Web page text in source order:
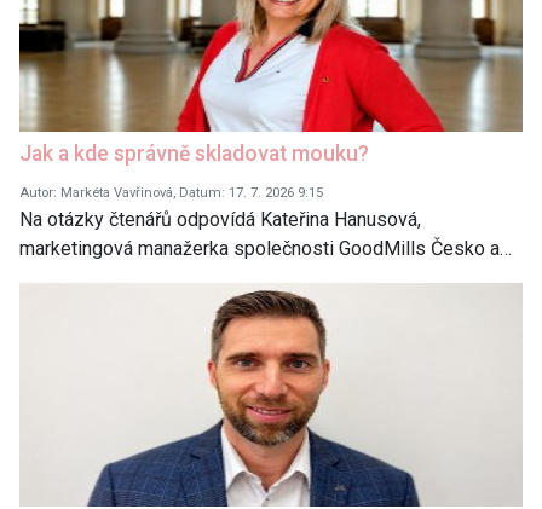
Jak a kde správně skladovat mouku?
Autor: Markéta Vavřinová, Datum: 17. 7. 2026 9:15
Na otázky čtenářů odpovídá Kateřina Hanusová,
marketingová manažerka společnosti GoodMills Česko a…